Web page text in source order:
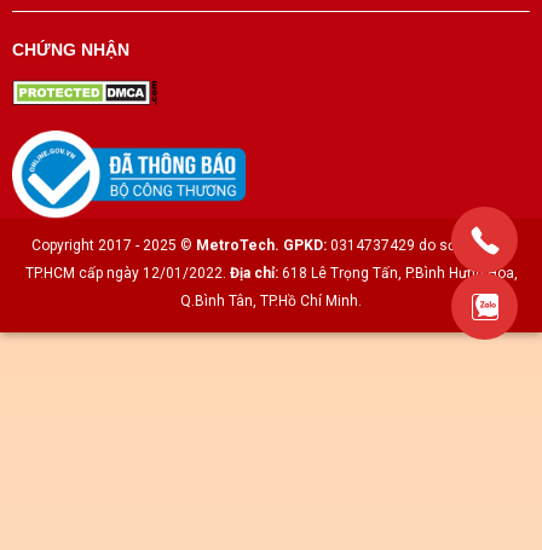
CHỨNG NHẬN
Copyright 2017 - 2025 © MetroTech. GPKD:0314737429 do sở KH & ĐT
TP.HCM cấp ngày 12/01/2022. Địa chỉ:618 Lê Trọng Tấn, P.Bình Hưng Hòa,
Q.Bình Tân, TP.Hồ Chí Minh.